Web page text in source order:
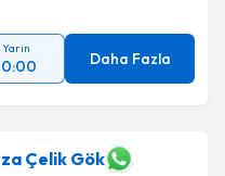
Yarın
Daha Fazla
Çelik Gök